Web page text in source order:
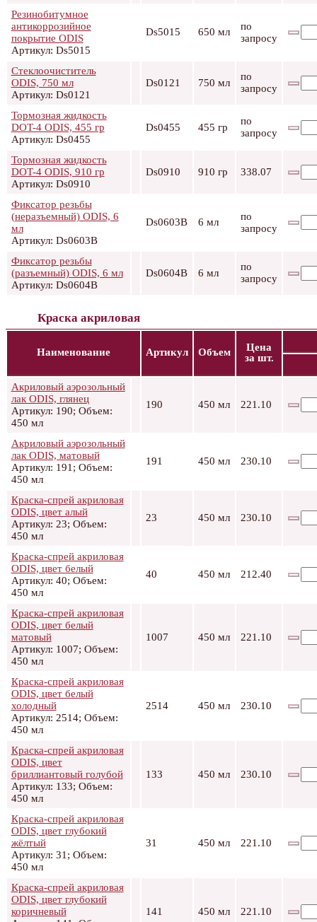
Резинобитумное
антикоррозийное
покрытие ODIS
Артикул: Ds5015
Ds5015 650 мл
по
запросу
Стеклоочиститель
ODIS, 750 мл
Артикул: Ds0121
Ds0121 750 мл
по
запросу
Тормозная жидкость
DOT-4 ODIS, 455 гр
Артикул: Ds0455
Ds0455 455 гр
по
запросу
Тормозная жидкость
DOT-4 ODIS, 910 гр
Артикул: Ds0910
Ds0910 910 гр 338.07
Фиксатор резьбы
(неразъемный) ODIS, 6
мл
Артикул: Ds0603B
Ds0603B 6 мл
по
запросу
Фиксатор резьбы
(разъемный) ODIS, 6 мл
Артикул: Ds0604В
Ds0604В 6 мл
по
запросу
Краска акриловая
Наименование Артикул Объем
Цена
за шт.
Акриловый аэрозольный
лак ODIS, глянец
Артикул: 190; Объем:
450 мл
190 450 мл 221.10
Акриловый аэрозольный
лак ODIS, матовый
Артикул: 191; Объем:
450 мл
191 450 мл 230.10
Краска-спрей акриловая
ODIS, цвет алый
Артикул: 23; Объем:
450 мл
23 450 мл 230.10
Краска-спрей акриловая
ODIS, цвет белый
Артикул: 40; Объем:
450 мл
40 450 мл 212.40
Краска-спрей акриловая
ODIS, цвет белый
матовый
Артикул: 1007; Объем:
450 мл
1007 450 мл 221.10
Краска-спрей акриловая
ODIS, цвет белый
холодный
Артикул: 2514; Объем:
450 мл
2514 450 мл 230.10
Краска-спрей акриловая
ODIS, цвет
бриллиантовый голубой
Артикул: 133; Объем:
450 мл
133 450 мл 230.10
Краска-спрей акриловая
ODIS, цвет глубокий
жёлтый
Артикул: 31; Объем:
450 мл
31 450 мл 221.10
Краска-спрей акриловая
ODIS, цвет глубокий
коричневый
141 450 мл 221.10